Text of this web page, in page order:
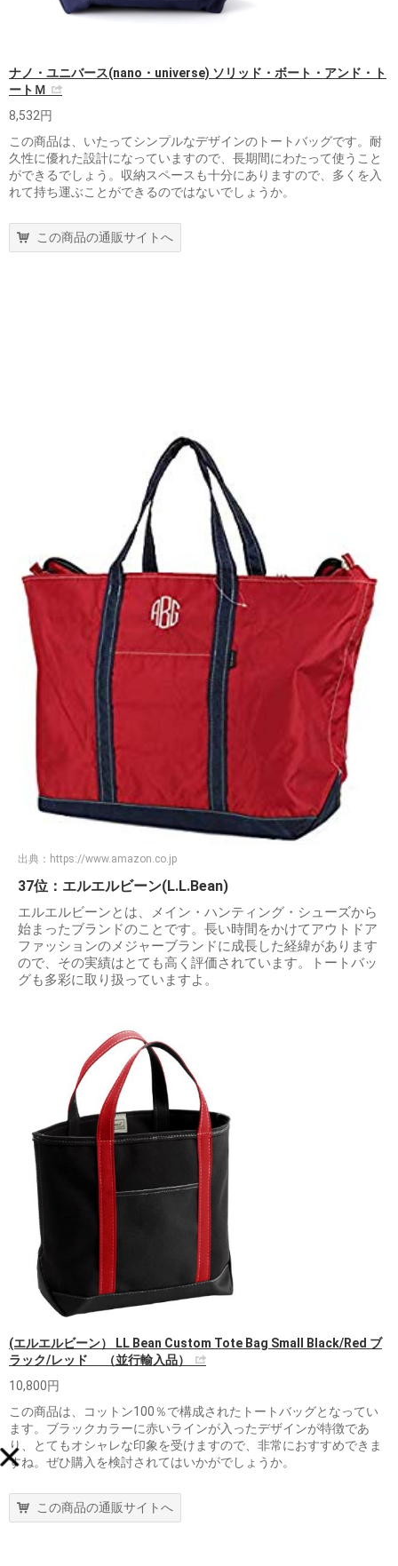
ナノ・ユニバース(nano・universe) ソリッド・ボート・アンド・ト
ートＭ
8,532円
この商品は、いたってシンプルなデザインのトートバッグです。耐
久性に優れた設計になっていますので、長期間にわたって使うこと
ができるでしょう。収納スペースも十分にありますので、多くを入
れて持ち運ぶことができるのではないでしょうか。
この商品の通販サイトへ
出典： https://www.amazon.co.jp
37位：エルエルビーン(L.L.Bean)
エルエルビーンとは、メイン・ハンティング・シューズから
始まったブランドのことです。長い時間をかけてアウトドア
ファッションのメジャーブランドに成長した経緯があります
ので、その実績はとても高く評価されています。トートバッ
グも多彩に取り扱っていますよ。
(エルエルビーン） LL Bean Custom Tote Bag Small Black/Red ブ
ラック/レッド （並行輸入品）
10,800円
この商品は、コットン100％で構成されたトートバッグとなってい
ます。ブラックカラーに赤いラインが入ったデザインが特徴であ
り、とてもオシャレな印象を受けますので、非常におすすめできま
すね。ぜひ購入を検討されてはいかがでしょうか。
この商品の通販サイトへ